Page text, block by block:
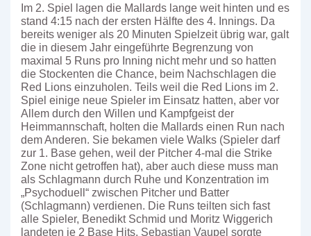
Im 2. Spiel lagen die Mallards lange weit hinten und es
stand 4:15 nach der ersten Hälfte des 4. Innings. Da
bereits weniger als 20 Minuten Spielzeit übrig war, galt
die in diesem Jahr eingeführte Begrenzung von
maximal 5 Runs pro Inning nicht mehr und so hatten
die Stockenten die Chance, beim Nachschlagen die
Red Lions einzuholen. Teils weil die Red Lions im 2.
Spiel einige neue Spieler im Einsatz hatten, aber vor
Allem durch den Willen und Kampfgeist der
Heimmannschaft, holten die Mallards einen Run nach
dem Anderen. Sie bekamen viele Walks (Spieler darf
zur 1. Base gehen, weil der Pitcher 4-mal die Strike
Zone nicht getroffen hat), aber auch diese muss man
als Schlagmann durch Ruhe und Konzentration im
„Psychoduell“ zwischen Pitcher und Batter
(Schlagmann) verdienen. Die Runs teilten sich fast
alle Spieler, Benedikt Schmid und Moritz Wiggerich
landeten je 2 Base Hits. Sebastian Vaupel sorgte